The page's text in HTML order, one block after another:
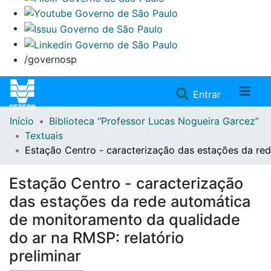
/governosp
Entrar(current)
Home
Repositório
Doações/Aquisições
Fale Conosco
Início
Biblioteca “Professor Lucas Nogueira Garcez”
Textuais
Estação Centro - caracterização das estações da
Estação Centro - caracterização
das estações da rede automática
de monitoramento da qualidade
do ar na RMSP: relatório
preliminar